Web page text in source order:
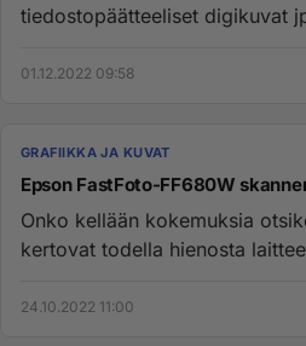
tiedostopäätteeliset digikuvat
01.12.2022 09:58
GRAFIIKKA JA KUVAT
Epson FastFoto-FF680W
Onko kellään kokemuksia
kertovat todella hienosta
24.10.2022 11:00